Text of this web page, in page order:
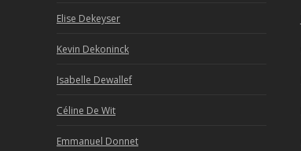
Elise Dekeyser
Kevin Dekoninck
Isabelle Dewallef
Céline De Wit
Emmanuel Donnet